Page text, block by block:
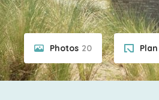
Photos 20 Plan